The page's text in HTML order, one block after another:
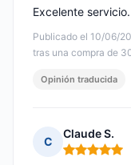
Publicado el 10/06/
tras una compra de
Excelente
Opinión traducida
C
Claude S.
Nota: 5 de 5